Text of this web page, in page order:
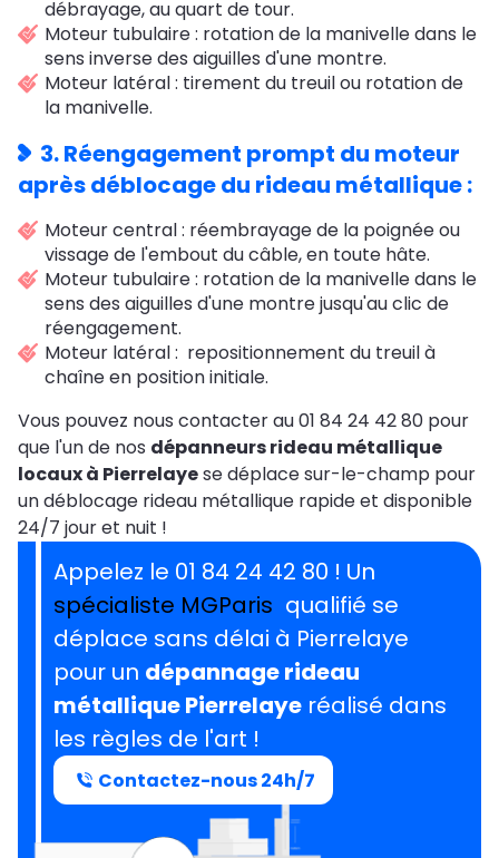
débrayage, au quart de tour.
Moteur tubulaire : rotation de la manivelle dans le
sens inverse des aiguilles d'une montre.
Moteur latéral : tirement du treuil ou rotation de
la manivelle.
3. Réengagement prompt du moteur
aprèsdéblocage du rideau métallique :
Moteur central : réembrayage de la poignée ou
vissage de l'embout du câble, en toute hâte.
Moteur tubulaire : rotation de la manivelle dans le
sens des aiguilles d'une montre jusqu'au clic de
réengagement.
Moteur latéral : repositionnement du treuil à
chaîne en position initiale.
Vous pouvez nous contacter au 01 84 24 42 80 pour
que l'un de nos dépanneurs rideau métallique
locaux à Pierrelayese déplace sur-le-champ pour
un déblocage rideau métallique rapide et disponible
24/7 jour et nuit !
Appelez le 01 84 24 42 80 ! Un
spécialiste MGParis qualifié se
déplace sans délai à Pierrelaye
pour un dépannage rideau
métallique Pierrelaye réalisé dans
les règles de l'art !
Contactez-nous 24h/7